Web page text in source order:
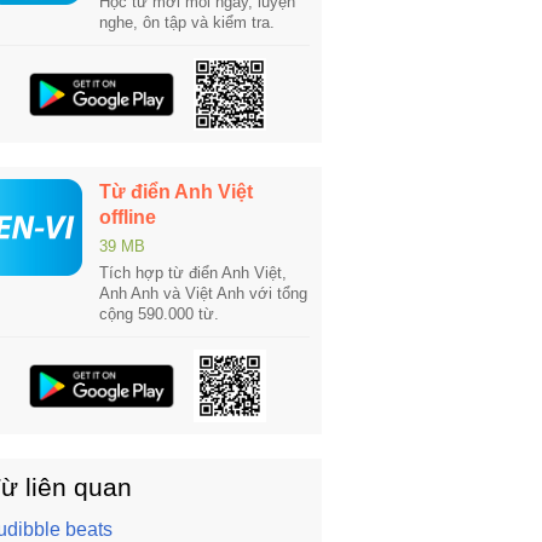
nghe, ôn tập và kiểm tra.
Từ điển Anh Việt
offline
39 MB
Tích hợp từ điển Anh Việt,
Anh Anh và Việt Anh với tổng
cộng 590.000 từ.
liên quan
beats